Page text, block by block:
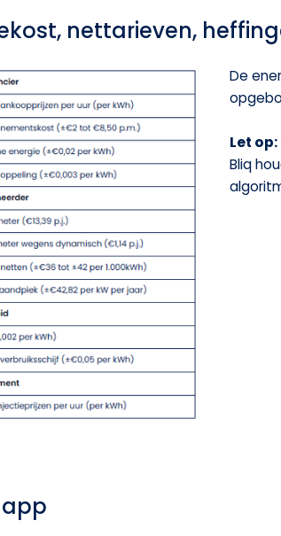
nettarieven,
De
Let
Bliq
app